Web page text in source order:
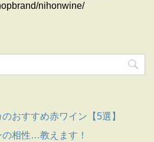
nihonwine/
おすすめ赤ワイン【5選】
相性…教えます！